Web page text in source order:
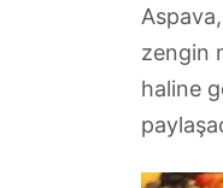
zengin
haline